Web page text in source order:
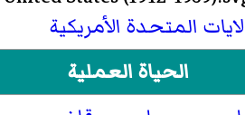
المتحدة الأمريكية
الحياة العملية